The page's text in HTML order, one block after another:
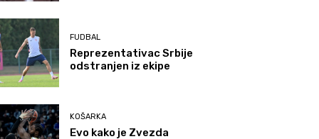
FUDBAL
Reprezentativac Srbije
odstranjen iz ekipe
KOŠARKA
Evo kako je Zvezda